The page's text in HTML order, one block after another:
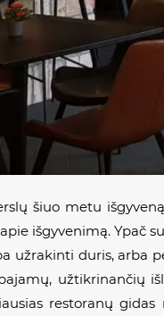
šiuo metu
išgyvenimą. Ypač
užrakinti duris, arba
užtikrinančių
restoranų